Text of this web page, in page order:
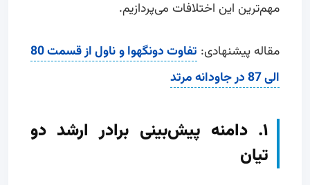
مهم‌ترین این اختلافات می‌پردازیم.
مقاله پیشنهادی:
تفاوت دونگهوا و ناول از قسمت 80
الی 87 در جاودانه مرتد
۱. دامنه پیش‌بینی برادر ارشد دو
تیان